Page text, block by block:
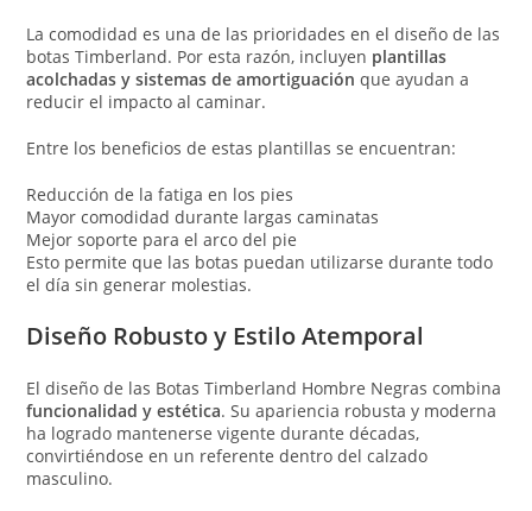
La comodidad es una de las prioridades en el diseño de las
botas Timberland. Por esta razón, incluyen plantillas
acolchadas y sistemas de amortiguación que ayudan a
reducir el impacto al caminar.
Entre los beneficios de estas plantillas se encuentran:
Reducción de la fatiga en los pies
Mayor comodidad durante largas caminatas
Mejor soporte para el arco del pie
Esto permite que las botas puedan utilizarse durante todo
el día sin generar molestias.
Diseño Robusto y Estilo Atemporal
El diseño de las Botas Timberland Hombre Negras combina
funcionalidad y estética. Su apariencia robusta y moderna
ha logrado mantenerse vigente durante décadas,
convirtiéndose en un referente dentro del calzado
masculino.